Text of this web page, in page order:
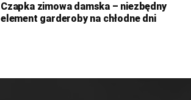
Czapka zimowa damska – niezbędny
element garderoby na chłodne dni